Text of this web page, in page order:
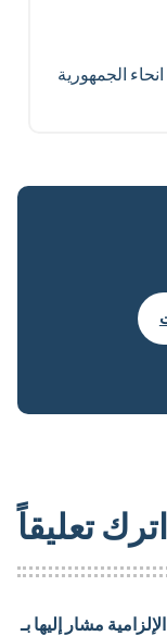
اترك تعليقاً
مشار إليها بـ